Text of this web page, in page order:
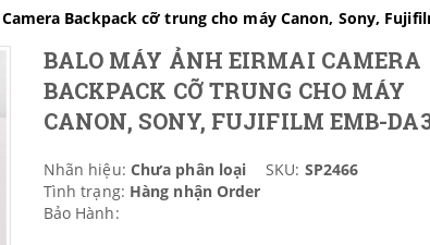
Backpack cỡ trung cho máy Canon, Sony,
BALO MÁY ẢNH EIRMAI CAMERA
BACKPACK CỠ TRUNG CHO MÁY
CANON, SONY, FUJIFILM EMB-
Nhãn hiệu: Chưa phân loại SKU: SP2466
Tình trạng: Hàng nhận Order
Bảo Hành: